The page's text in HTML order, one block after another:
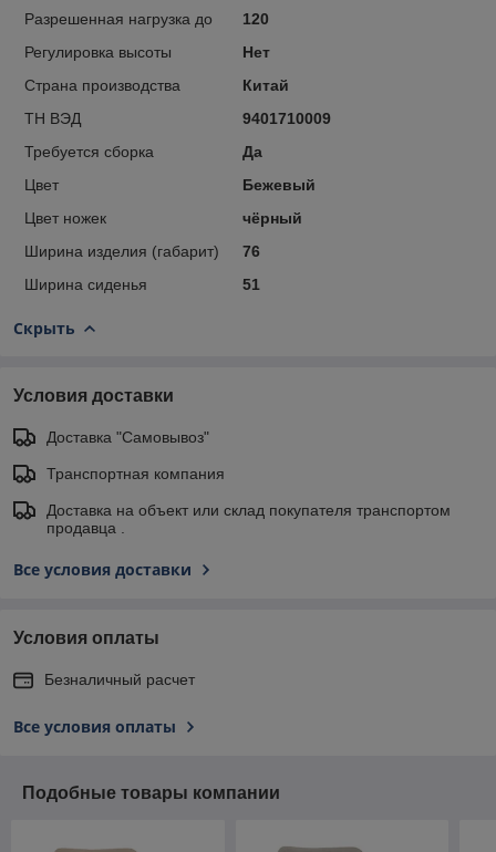
Разрешенная нагрузка до
120
Регулировка высоты
Нет
Страна производства
Китай
ТН ВЭД
9401710009
Требуется сборка
Да
Цвет
Бежевый
Цвет ножек
чёрный
Ширина изделия (габарит)
76
Ширина сиденья
51
Скрыть
Условия доставки
Доставка "Самовывоз"
Транспортная компания
Доставка на объект или склад покупателя транспортом
продавца .
Все условия доставки
Условия оплаты
Безналичный расчет
Все условия оплаты
Подобные товары компании